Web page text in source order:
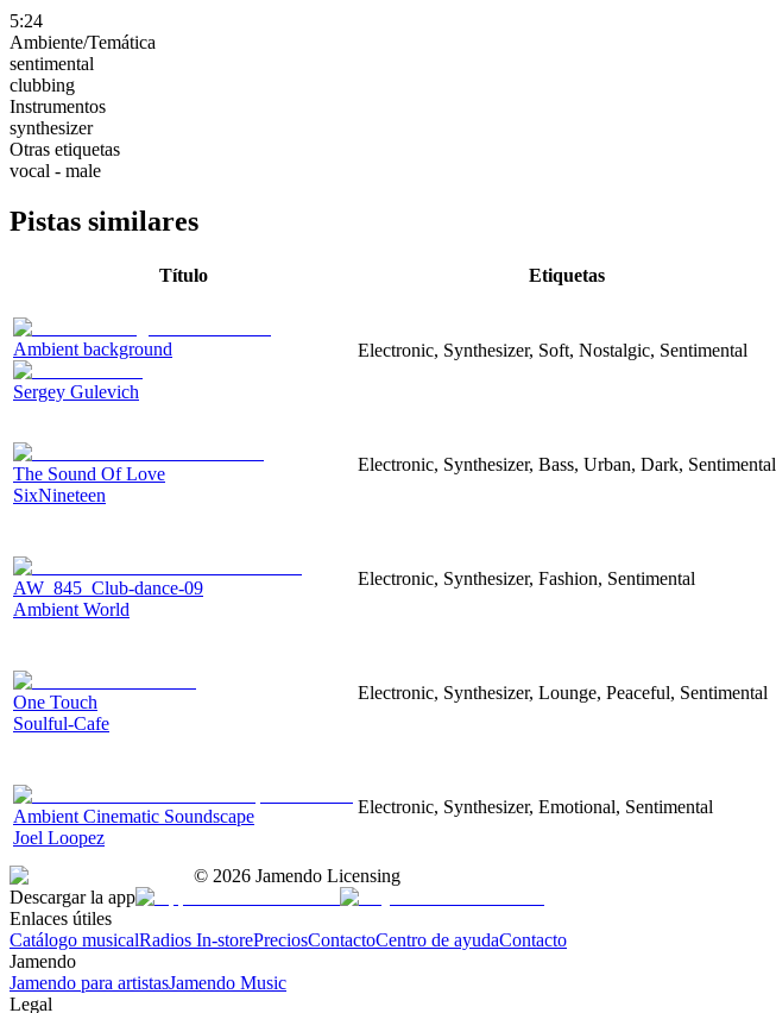
5:24
Ambiente/Temática
sentimental
clubbing
Instrumentos
synthesizer
Otras etiquetas
vocal - male
Pistas similares
Título Etiquetas
Ambient background
Sergey Gulevich
Electronic, Synthesizer, Soft, Nostalgic, Sentimental
The Sound Of Love
SixNineteen
Electronic, Synthesizer, Bass, Urban, Dark, Sentimental
AW_845_Club-dance-09
Ambient World
Electronic, Synthesizer, Fashion, Sentimental
One Touch
Soulful-Cafe
Electronic, Synthesizer, Lounge, Peaceful, Sentimental
Ambient Cinematic Soundscape
Joel Loopez
Electronic, Synthesizer, Emotional, Sentimental
© 2026 Jamendo Licensing
Descargar la app
Enlaces útiles
Catálogo musicalRadios In-storePreciosContactoCentro de ayudaContacto
Jamendo
Jamendo para artistasJamendo Music
Legal